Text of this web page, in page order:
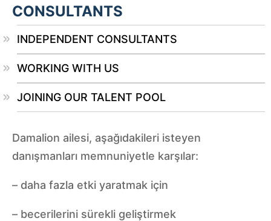
Damalion ailesi, aşağıdakileri isteyen
danışmanları memnuniyetle karşılar:
– daha fazla etki yaratmak için
– becerilerini sürekli geliştirmek
CONSULTANTS
INDEPENDENT CONSULTANTS
WORKING WITH US
JOINING OUR TALENT POOL